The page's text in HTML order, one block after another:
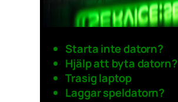
Starta inte datorn?
Hjälp att byta datorn?
Trasig laptop
Laggar speldatorn?